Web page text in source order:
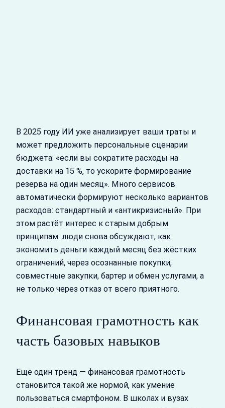
В 2025 году ИИ уже анализирует ваши траты и
может предложить персональные сценарии
бюджета: «если вы сократите расходы на
доставки на 15 %, то ускорите формирование
резерва на один месяц». Много сервисов
автоматически формируют несколько вариантов
расходов: стандартный и «антикризисный». При
этом растёт интерес к старым добрым
принципам: люди снова обсуждают, как
экономить деньги каждый месяц без жёстких
ограничений, через осознанные покупки,
совместные закупки, бартер и обмен услугами, а
не только через отказ от всего приятного.
Финансовая грамотность как
часть базовых навыков
Ещё один тренд — финансовая грамотность
становится такой же нормой, как умение
пользоваться смартфоном. В школах и вузах